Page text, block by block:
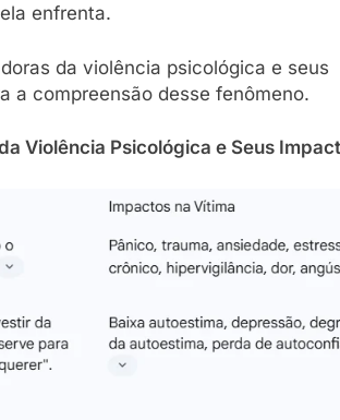
enfrenta.
da violência psicológica e seus
a compreensão desse fenômeno.
Violência Psicológica e Seus